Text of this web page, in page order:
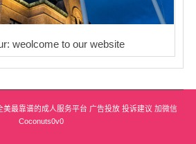
weolcome to our website
美最靠谱的成人服务平台 广告投放 投诉建议 加微信
Coconuts0v0